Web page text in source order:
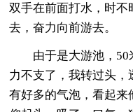
双手在前面打水，时
去，奋力向前游去。
由于是大游池，50
力不支了，我转过头，
有好多的气泡，看起来